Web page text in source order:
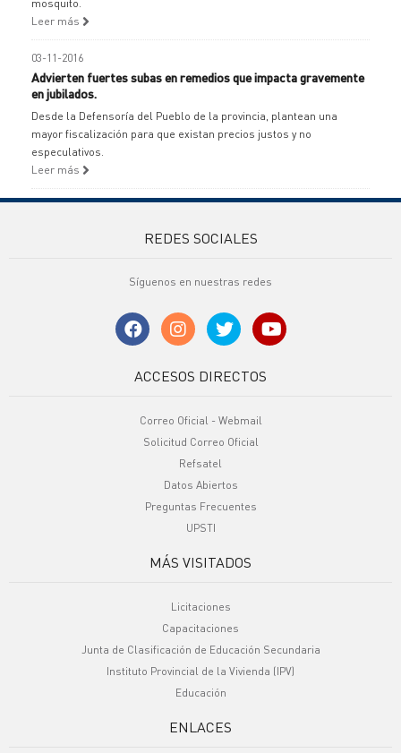
mosquito.
Leer más
03-11-2016
Advierten fuertes subas en remedios que impacta gravemente
en jubilados.
Desde la Defensoría del Pueblo de la provincia, plantean una
mayor fiscalización para que existan precios justos y no
especulativos.
Leer más
REDES SOCIALES
Síguenos en nuestras redes
ACCESOS DIRECTOS
Correo Oficial - Webmail
Solicitud Correo Oficial
Refsatel
Datos Abiertos
Preguntas Frecuentes
UPSTI
MÁS VISITADOS
Licitaciones
Capacitaciones
Junta de Clasificación de Educación Secundaria
Instituto Provincial de la Vivienda (IPV)
Educación
ENLACES